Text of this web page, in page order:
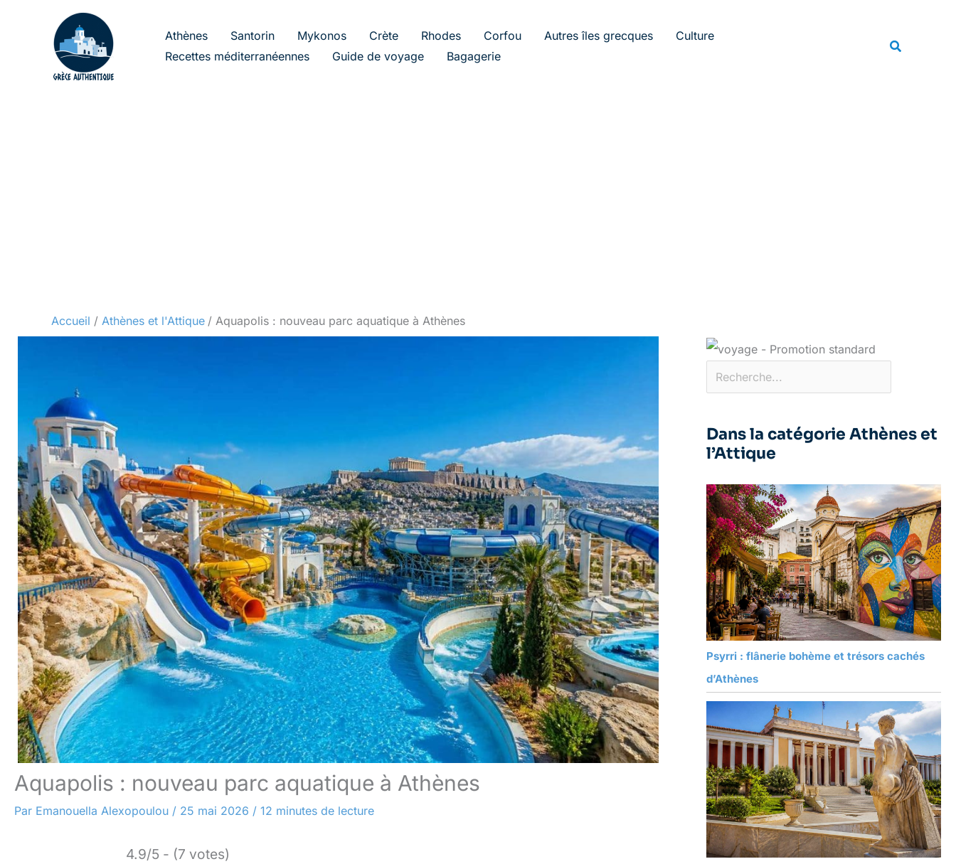
Athènes Santorin Mykonos Crète Rhodes Corfou Autres îles grecques
Culture
Recettes méditerranéennes
Guide de voyage Bagagerie
Accueil Athènes et l'Attique Aquapolis : nouveau parc aquatique à Athènes
Aquapolis : nouveau parc aquatique à Athènes
Par Emanouella Alexopoulou / 25 mai 2026 / 12 minutes de lecture
4.9/5 - (7 votes)
Dans la catégorie Athènes et
l’Attique
Psyrri : flânerie bohème et trésors cachés
d’Athènes